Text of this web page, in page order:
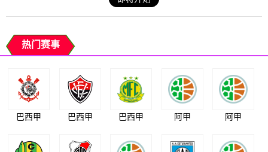
热门赛事
巴西甲 巴西甲 巴西甲 阿甲 阿甲